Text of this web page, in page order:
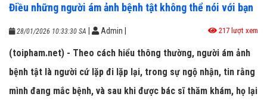
Điều những người ám ảnh bệnh tật không thể nói với bạn
28/01/2026 10:33:30 SA Admin 217 lượt xem
(toipham.net) - Theo cách hiểu thông thường, người ám ảnh
bệnh tật là người cứ lặp đi lặp lại, trong sự ngộ nhận, tin rằng
mình đang mắc bệnh, và sau khi được bác sĩ thăm khám, họ lại